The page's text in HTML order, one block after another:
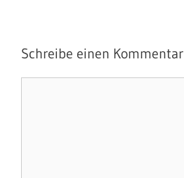
Schreibe einen Kommentar